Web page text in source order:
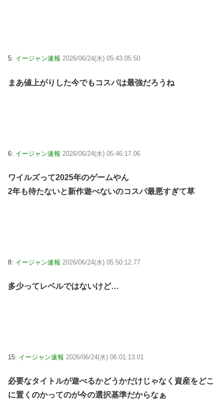
5: イージャン速報 2026/06/24(水) 05:43:05.50
まあ値上がりした今でもコスパは最強だろうね
6: イージャン速報 2026/06/24(水) 05:46:17.06
ワイルズって2025年のゲームやん
2年も待たないと新作遊べないのコスパ最悪すぎて草
8: イージャン速報 2026/06/24(水) 05:50:12.77
多少ってレベルではないけど…
15: イージャン速報 2026/06/24(水) 06:01:13.01
必要なタイトルが遊べるかどうかだけじゃなく資産をどこ
に置くのかってのが今の選択基準だからなぁ